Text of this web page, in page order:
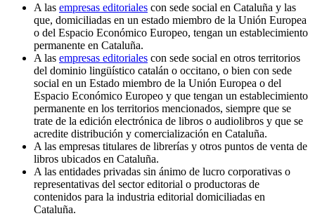
A las empresas editoriales con sede social en Cataluña y las
que, domiciliadas en un estado miembro de la Unión Europea
o del Espacio Económico Europeo, tengan un establecimiento
permanente en Cataluña.
A las empresas editoriales con sede social en otros territorios
del dominio lingüístico catalán o occitano, o bien con sede
social en un Estado miembro de la Unión Europea o del
Espacio Económico Europeo y que tengan un establecimiento
permanente en los territorios mencionados, siempre que se
trate de la edición electrónica de libros o audiolibros y que se
acredite distribución y comercialización en Cataluña.
A las empresas titulares de librerías y otros puntos de venta de
libros ubicados en Cataluña.
A las entidades privadas sin ánimo de lucro corporativas o
representativas del sector editorial o productoras de
contenidos para la industria editorial domiciliadas en
Cataluña.